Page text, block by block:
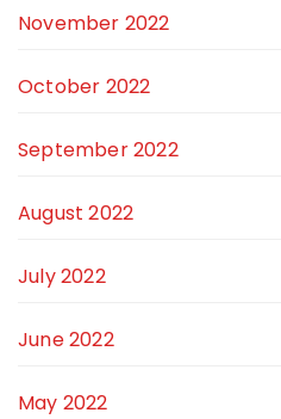
November 2022
October 2022
September 2022
August 2022
July 2022
June 2022
May 2022